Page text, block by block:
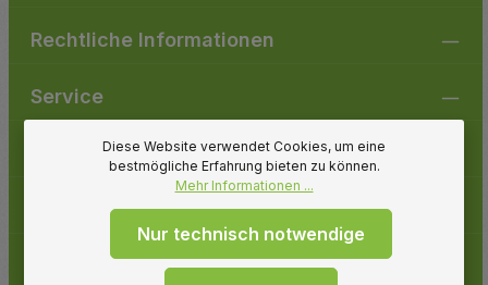
Rechtliche Informationen
Service
Gartenpirat
Folge uns
Zahlungsarten
Diese Website verwendet Cookies, um eine
bestmögliche Erfahrung bieten zu können.
Mehr Informationen ...
Nur technisch notwendige